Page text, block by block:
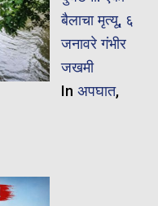
बैलाचा मृत्यू, ६
जनावरे गंभीर
जखमी
In अपघात,